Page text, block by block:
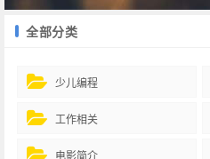
全部分类
少儿编程
工作相关
电影简介